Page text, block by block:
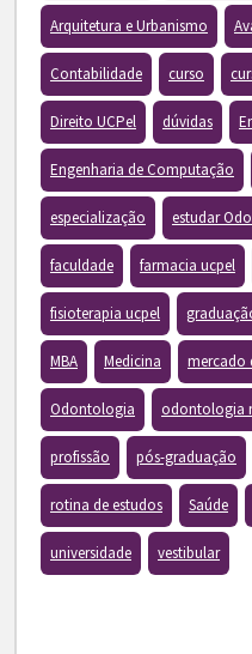
Arquitetura e Urbanismo
Contabilidade curso
Direito UCPel dúvidas
Engenharia de Computação
especialização estudar
faculdade farmacia ucpel
fisioterapia ucpel
MBA Medicina mercado
Odontologia odontologia
profissão pós-graduação
rotina de estudos Saúde
universidade vestibular